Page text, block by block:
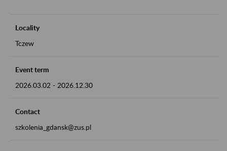
Locality
Tczew
Event term
2026.03.02 - 2026.12.30
Contact
szkolenia_gdansk@zus.pl